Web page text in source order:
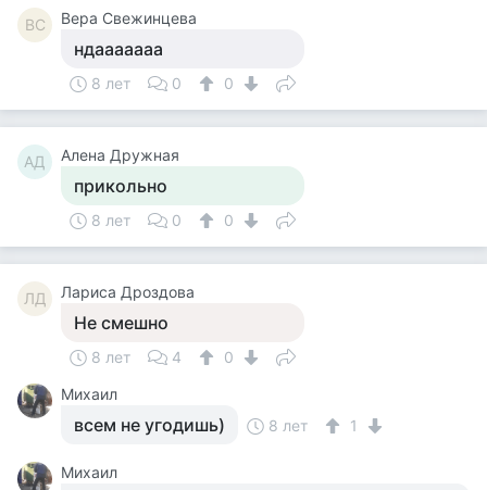
ВС Вера Свежинцева
ндааааааа
8 лет 0 0
АД Алена Дружная
прикольно
8 лет 0 0
ЛД Лариса Дроздова
Не смешно
8 лет 4
0
Михаил
всем не угодишь) 8 лет 1
Михаил